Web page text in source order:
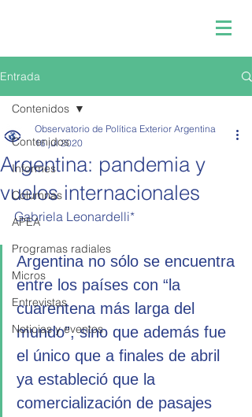
Entrada
Contenidos
Informes
Columnas
APEA
Programas radiales
Micros
Entrevistas
Noticias y eventos
Contenidos
Argentina: pandemia y
vuelos internacionales
Observatorio de Política Exterior Argentina
16 jul 2020
Gabriela Leonardelli*
Argentina no sólo se encuentra
entre los países con “la
cuarentena más larga del
mundo”, sino que además fue
el único que a finales de abril
ya estableció que la
comercialización de pasajes